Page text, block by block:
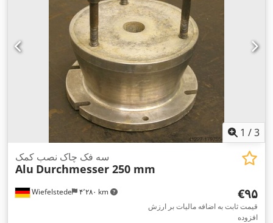
1 /3
Wiefelstede ۴٬۲۸۰ km
سه فک چاک نصب کمک
Alu Durchmesser 250 mm
‎€۹۵
قیمت ثابت به اضافه مالیات بر ارزش
افزوده